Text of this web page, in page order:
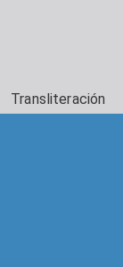
Transliteración